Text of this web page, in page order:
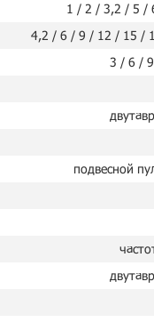
1 / 2 / 3,2 / 5 /
4,2 / 6 / 9 / 12 / 15 /
3 / 6 /
подвесной